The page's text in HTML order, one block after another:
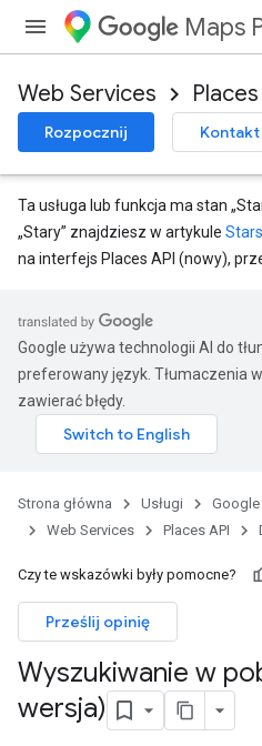
Maps
Web Services
Rozpocznij
Ta usługa lub funkcja ma stan
„Stary” znajdziesz w artykule
na interfejs Places API (nowy),
Google używa technologii AI do
preferowany język. Tłumaczenia
zawierać błędy.
Strona główna Usługi
Web Services
Places API
Czy te wskazówki były pomocne?
Prześlij opinię
Wyszukiwanie w
wersja)